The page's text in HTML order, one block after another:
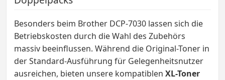
Besonders beim Brother DCP-7030 lassen sich die
Betriebskosten durch die Wahl des Zubehörs
massiv beeinflussen. Während die Original-Toner in
der Standard-Ausführung für Gelegenheitsnutzer
ausreichen, bieten unsere kompatiblen XL-Toner